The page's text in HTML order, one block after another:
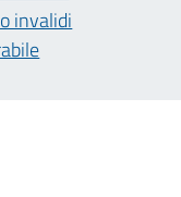
invalidi